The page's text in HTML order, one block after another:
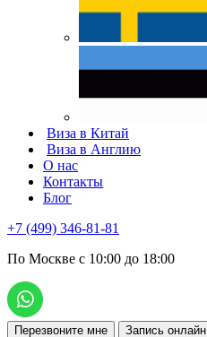
Виза в Китай
Виза в Англию
О нас
Контакты
Блог
+7 (499) 346-81-81
По Москве с 10:00 до 18:00
Перезвоните мне Запись онлайн